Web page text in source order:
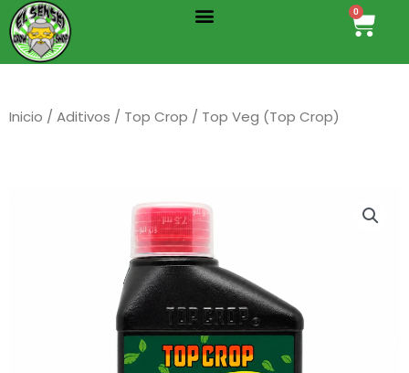
al
contenido
Menu 0
Cart
Inicio / Aditivos / Top Crop / Top Veg (Top Crop)